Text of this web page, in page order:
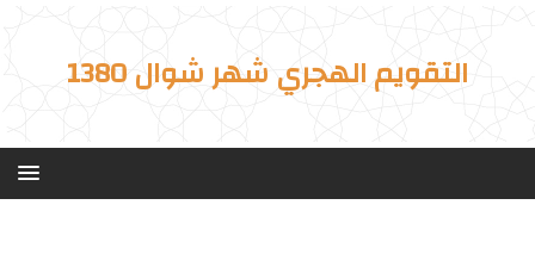
التقويم الهجري شهر شوال 1380